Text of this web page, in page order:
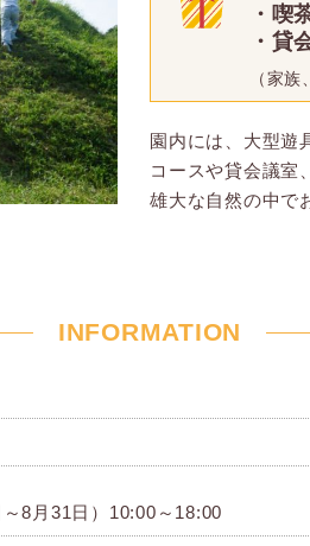
・喫
・貸
（家族
園内には、大型遊
コースや貸会議室
雄大な自然の中で
INFORMATION
8月31日）10:00～18:00